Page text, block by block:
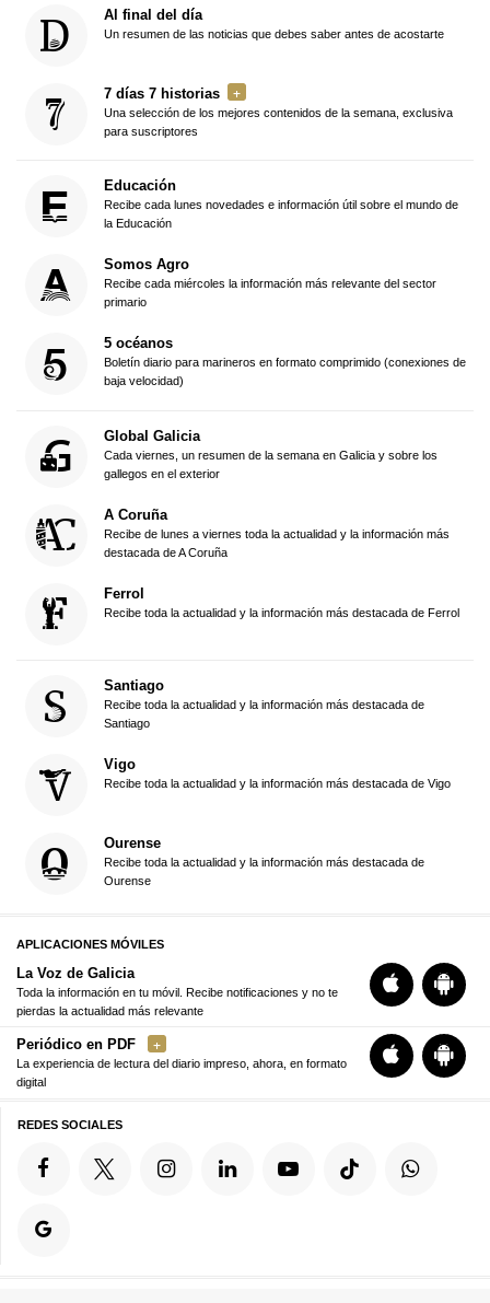
Al final del día
Un resumen de las noticias que debes saber antes de acostarte
7 días 7 historias
Una selección de los mejores contenidos de la semana, exclusiva
para suscriptores
Educación
Recibe cada lunes novedades e información útil sobre el mundo de
la Educación
Somos Agro
Recibe cada miércoles la información más relevante del sector
primario
5 océanos
Boletín diario para marineros en formato comprimido (conexiones de
baja velocidad)
Global Galicia
Cada viernes, un resumen de la semana en Galicia y sobre los
gallegos en el exterior
A Coruña
Recibe de lunes a viernes toda la actualidad y la información más
destacada de A Coruña
Ferrol
Recibe toda la actualidad y la información más destacada de Ferrol
Santiago
Recibe toda la actualidad y la información más destacada de
Santiago
Vigo
Recibe toda la actualidad y la información más destacada de Vigo
Ourense
Recibe toda la actualidad y la información más destacada de
Ourense
APLICACIONES MÓVILES
La Voz de Galicia
Toda la información en tu móvil. Recibe notificaciones y no te
pierdas la actualidad más relevante
Periódico en PDF
La experiencia de lectura del diario impreso, ahora, en formato
digital
REDES SOCIALES